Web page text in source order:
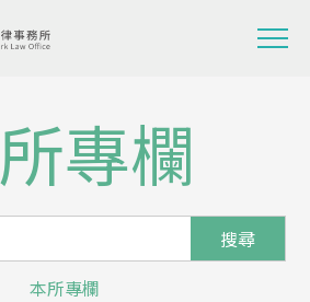
專欄
搜尋
本所專欄